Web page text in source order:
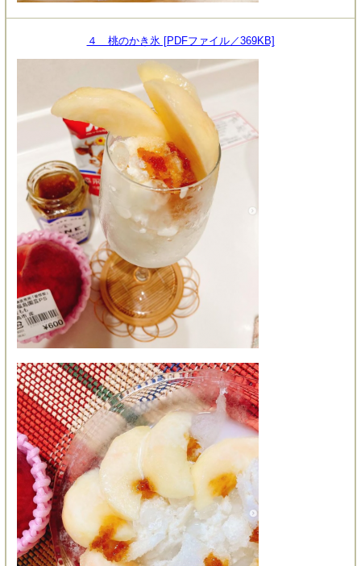
４ 桃のかき氷 [PDFファイル／369KB]